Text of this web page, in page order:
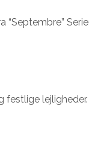
“Septembre”